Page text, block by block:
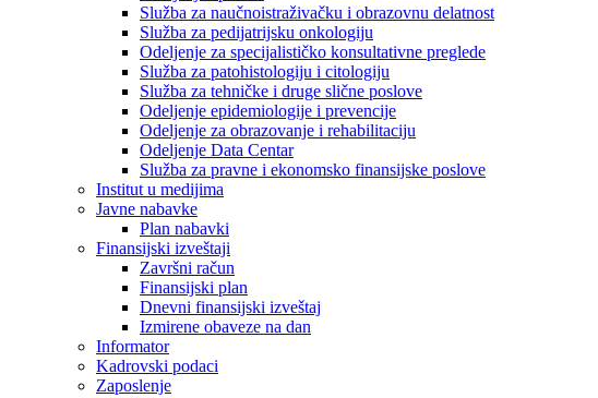
Služba za naučnoistraživačku i obrazovnu delatnost
Služba za pedijatrijsku onkologiju
Odeljenje za specijalističko konsultativne preglede
Služba za patohistologiju i citologiju
Služba za tehničke i druge slične poslove
Odeljenje epidemiologije i prevencije
Odeljenje za obrazovanje i rehabilitaciju
Odeljenje Data Centar
Služba za pravne i ekonomsko finansijske poslove
Institut u medijima
Javne nabavke
Plan nabavki
Finansijski izveštaji
Završni račun
Finansijski plan
Dnevni finansijski izveštaj
Izmirene obaveze na dan
Informator
Kadrovski podaci
Zaposlenje